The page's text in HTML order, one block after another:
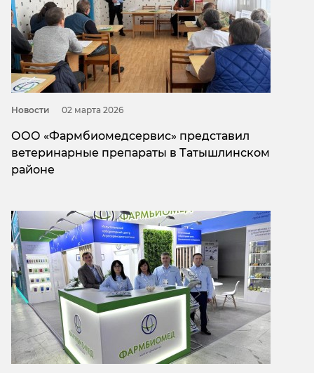
Новости 02 мартa 2026
ООО «Фармбиомедсервис» представил
ветеринарные препараты в Татышлинском
районе